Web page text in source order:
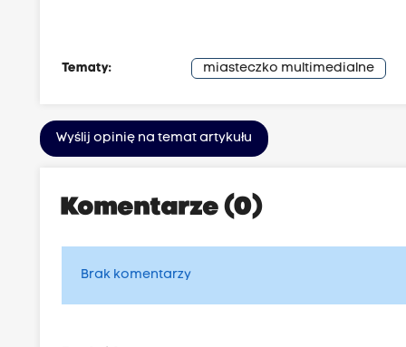
Tematy: miasteczko multimedialne
Wyślij opinię na temat artykułu
Komentarze (0)
Brak komentarzy